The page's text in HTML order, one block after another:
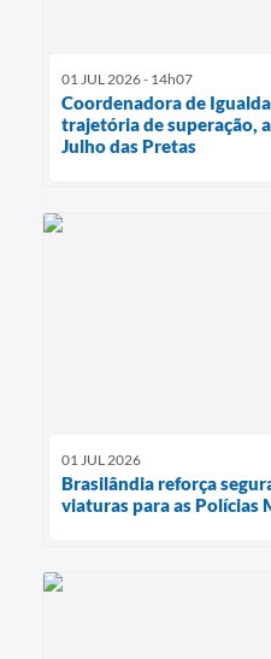
01 JUL 2026 - 14h07
Coordenadora de
trajetória de superação,
Julho das Pretas
01 JUL 2026
Brasilândia reforça
viaturas para as Polícias